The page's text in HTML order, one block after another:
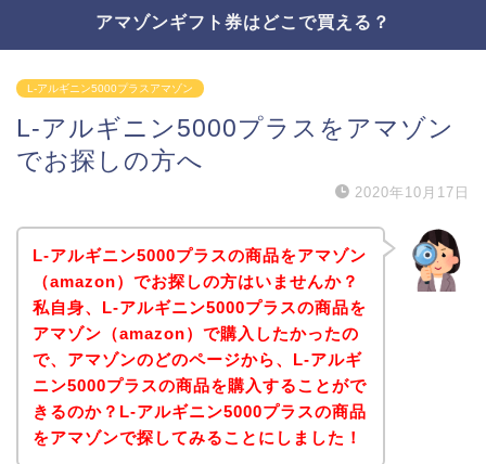
アマゾンギフト券はどこで買える？
L-アルギニン5000プラスアマゾン
L-アルギニン5000プラスをアマゾン
でお探しの方へ
2020年10月17日
L-アルギニン5000プラスの商品をアマゾン
（amazon）でお探しの方はいませんか？
私自身、L-アルギニン5000プラスの商品を
アマゾン（amazon）で購入したかったの
で、アマゾンのどのページから、L-アルギ
ニン5000プラスの商品を購入することがで
きるのか？L-アルギニン5000プラスの商品
をアマゾンで探してみることにしました！